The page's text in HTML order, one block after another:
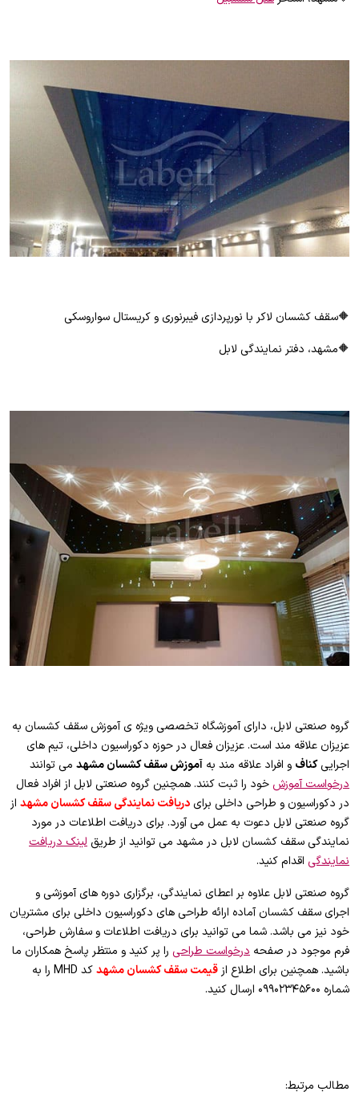
🔶سقف کشسان لاکر با نورپردازی فیبرنوری و کریستال سواروسکی
🔶مشهد، دفتر نمایندگی لابل
گروه صنعتی لابل، دارای آموزشگاه تخصصی ویژه ی آموزش سقف کشسان به
عزیزان علاقه مند است. عزیزان فعال در حوزه دکوراسیون داخلی، تیم های
اجراییکناف و افراد علاقه مند به آموزش سقف کشسان مشهد می توانند
درخواست آموزش خود را ثبت کنند. همچنین گروه صنعتی لابل از افراد فعال
در دکوراسیون و طراحی داخلی برایدریافت نمایندگی سقف کشسان مشهد از
گروه صنعتی لابل دعوت به عمل می آورد. برای دریافت اطلاعات در مورد
نمایندگی سقف کشسان لابل در مشهد می توانید از طریق لینک دریافت
نمایندگی اقدام کنید.
گروه صنعتی لابل علاوه بر اعطای نمایندگی، برگزاری دوره های آموزشی و
اجرای سقف کشسان آماده ارائه طراحی های دکوراسیون داخلی برای مشتریان
خود نیز می باشد. شما می توانید برای دریافت اطلاعات و سفارش طراحی،
فرم موجود در صفحه درخواست طراحی را پر کنید و منتظر پاسخ همکاران ما
باشید. همچنین برای اطلاع از قیمت سقف کشسان مشهد
کد MHD را به
شماره ۰۹۹۰۲۳۴۵۶۰۰ ارسال کنید.
مطالب مرتبط: